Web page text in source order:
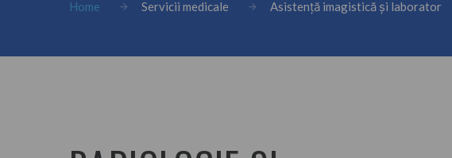
Home Servicii medicale Asistență imagistică și laborator